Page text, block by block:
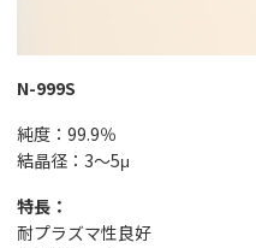
N-999S
純度：99.9％
結晶径：3～5μ
特長：
耐プラズマ性良好